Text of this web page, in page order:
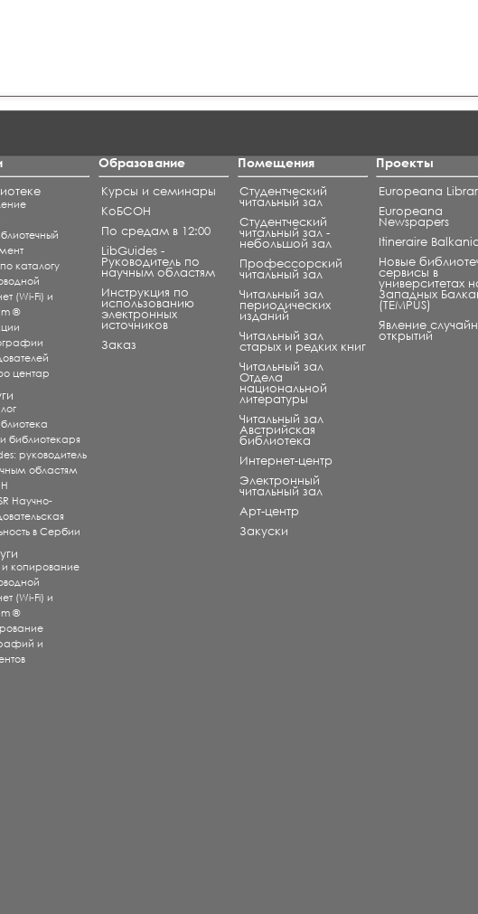
каталогу
(Wi-Fi) и
®
центар
библиотекаря
руководитель
областям
Научно-
в Сербии
и копирование
(Wi-Fi) и
®
и
Образование
Курсы и семинары
КоБСОН
По средам в 12:00
LibGuides -
Руководитель по
научным областям
Инструкция по
использованию
электронных
источников
Заказ
Помещения
Студентческий
читальный зал
Студентческий
читальный зал -
небольшой зал
Профессорский
читальный зал
Читальный зал
периодических
изданий
Читальный зал
старых и редких книг
Читальный зал
Отдела
национальной
литературы
Читальный зал
Aвстрийская
библиотека
Интернет-центр
Электронный
читальный зал
Арт-центр
Закуски
Проекты
Europeana
Europeana
Newspapers
Itineraire
Новые
сервисы в
университетах
Западных
(TEMPUS)
Явление
открытий